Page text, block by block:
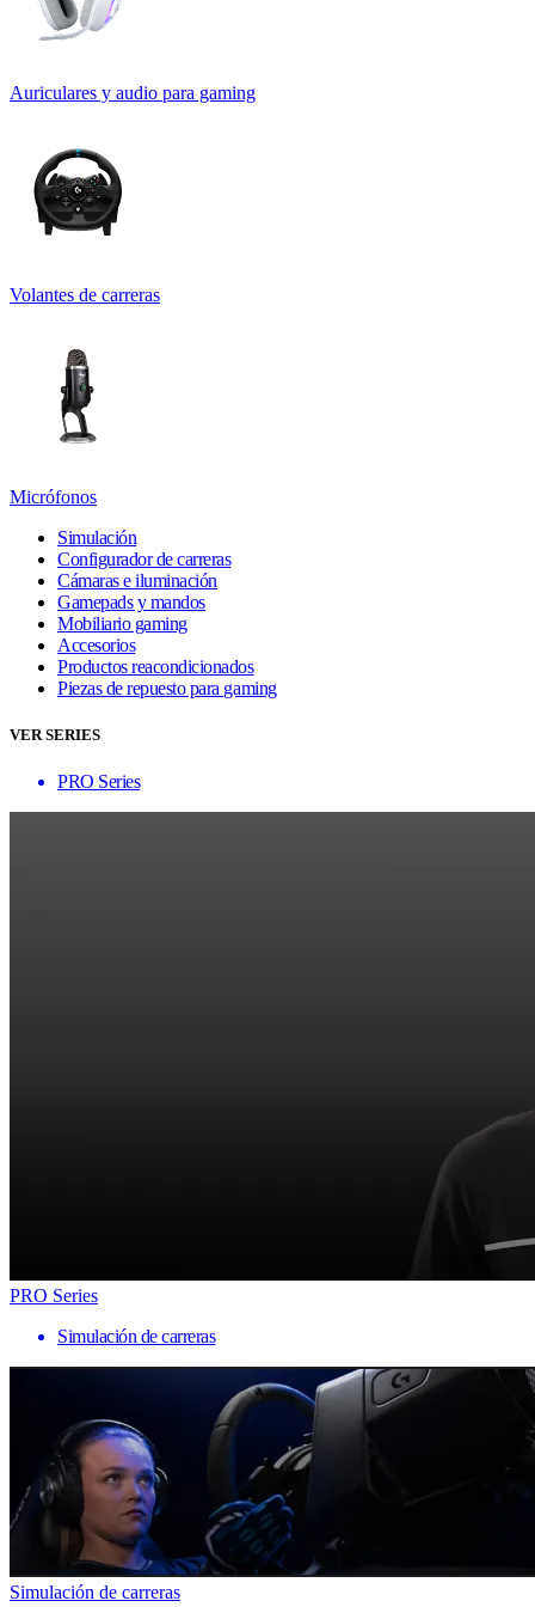
Auriculares y audio para gaming
Volantes de carreras
Micrófonos
Simulación
Configurador de carreras
Cámaras e iluminación
Gamepads y mandos
Mobiliario gaming
Accesorios
Productos reacondicionados
Piezas de repuesto para gaming
VER SERIES
PRO Series
PRO Series
Simulación de carreras
Simulación de carreras